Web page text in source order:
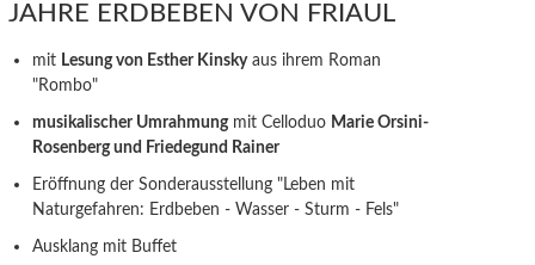
JAHRE ERDBEBEN VON FRIAUL
mit Lesung von Esther Kinskyaus ihrem Roman
"Rombo"
musikalischer Umrahmungmit Celloduo Marie Orsini-
Rosenberg und Friedegund Rainer
Eröffnung der Sonderausstellung "Leben mit
Naturgefahren: Erdbeben - Wasser - Sturm - Fels"
Ausklang mit Buffet